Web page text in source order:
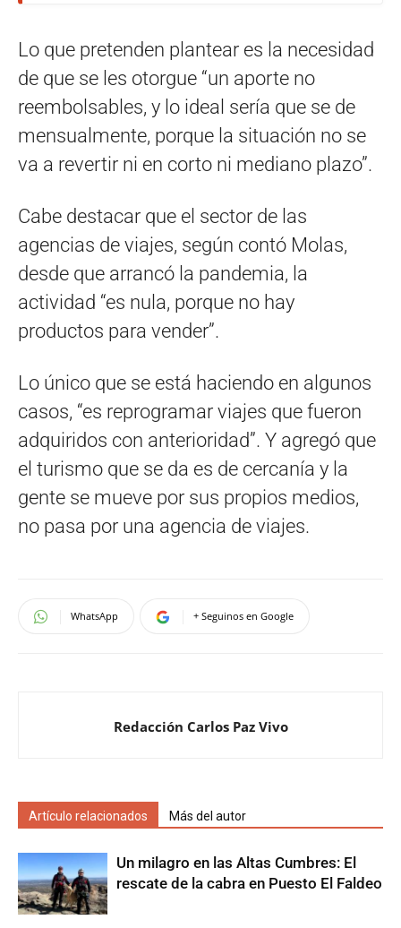
Lo que pretenden plantear es la necesidad
de que se les otorgue “un aporte no
reembolsables, y lo ideal sería que se de
mensualmente, porque la situación no se
va a revertir ni en corto ni mediano plazo”.
Cabe destacar que el sector de las
agencias de viajes, según contó Molas,
desde que arrancó la pandemia, la
actividad “es nula, porque no hay
productos para vender”.
Lo único que se está haciendo en algunos
casos, “es reprogramar viajes que fueron
adquiridos con anterioridad”. Y agregó que
el turismo que se da es de cercanía y la
gente se mueve por sus propios medios,
no pasa por una agencia de viajes.
WhatsApp + Seguinos en Google
Redacción Carlos Paz Vivo
Artículo relacionados Más del autor
Un milagro en las Altas Cumbres: El
rescate de la cabra en Puesto El Faldeo